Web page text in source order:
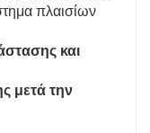
πλαισίων
και
μετά την